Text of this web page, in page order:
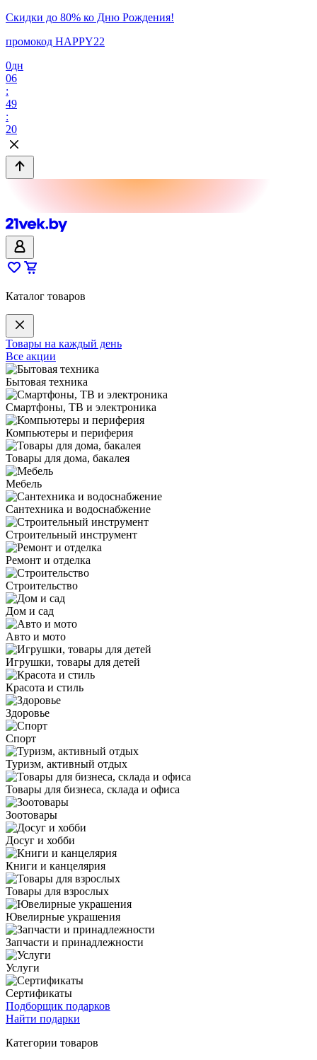
Скидки до 80% ко Дню Рождения!
промокод HAPPY22
0дн
06
:
49
:
20
Каталог товаров
Товары на каждый день
Все акции
Бытовая техника
Смартфоны, ТВ и электроника
Компьютеры и периферия
Товары для дома, бакалея
Мебель
Сантехника и водоснабжение
Строительный инструмент
Ремонт и отделка
Строительство
Дом и сад
Авто и мото
Игрушки, товары для детей
Красота и стиль
Здоровье
Спорт
Туризм, активный отдых
Товары для бизнеса, склада и офиса
Зоотовары
Досуг и хобби
Книги и канцелярия
Товары для взрослых
Ювелирные украшения
Запчасти и принадлежности
Услуги
Сертификаты
Подборщик подарков
Найти подарки
Категории товаров